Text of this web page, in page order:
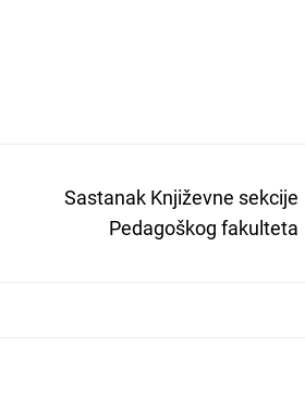
Sastanak Književne sekcije
Pedagoškog fakulteta